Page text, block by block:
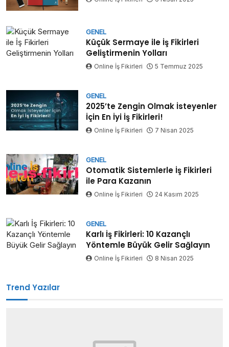
GENEL
Küçük Sermaye ile İş Fikirleri
Geliştirmenin Yolları
Online İş Fikirleri 5 Temmuz 2025
GENEL
2025’te Zengin Olmak İsteyenler
İçin En İyi İş Fikirleri!
Online İş Fikirleri 7 Nisan 2025
GENEL
Otomatik Sistemlerle İş Fikirleri
ile Para Kazanın
Online İş Fikirleri 24 Kasım 2025
GENEL
Karlı İş Fikirleri: 10 Kazançlı
Yöntemle Büyük Gelir Sağlayın
Online İş Fikirleri 8 Nisan 2025
Trend Yazılar